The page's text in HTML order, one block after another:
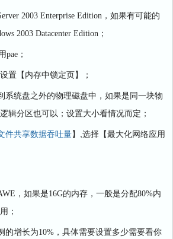
2003 Enterprise Edition ，如果有可能的
2003 Datacenter Edition ；
pae ；
设置【内存中锁定页】；
系统盘之外的物理磁盘中，如果是同一块物
辑分区也可以；设置大小看情况而定；
件共享数据吞吐量】 ,选择【最大化网络应用
，如果是16G的内存，一般是分配80%内
；
的增长为10% ，具体需要设置多少需要看你